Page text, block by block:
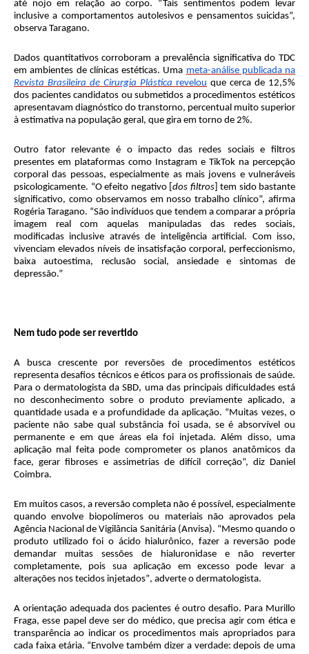
até nojo em relação ao corpo. “Tais sentimentos podem levar
inclusive a comportamentos autolesivos e pensamentos suicidas”,
observa Taragano.
Dados quantitativos corroboram a prevalência significativa do TDC
em ambientes de clínicas estéticas. Uma meta-análise publicada na
Revista Brasileira de Cirurgia Plástica revelou que cerca de 12,5%
dos pacientes candidatos ou submetidos a procedimentos estéticos
apresentavam diagnóstico do transtorno, percentual muito superior
à estimativa na população geral, que gira em torno de 2%.
Outro fator relevante é o impacto das redes sociais e filtros
presentes em plataformas como Instagram e TikTok na percepção
corporal das pessoas, especialmente as mais jovens e vulneráveis
psicologicamente. “O efeito negativo [ dos filtros] tem sido bastante
significativo, como observamos em nosso trabalho clínico”, afirma
Rogéria Taragano. “São indivíduos que tendem a comparar a própria
imagem real com aquelas manipuladas das redes sociais,
modificadas inclusive através de inteligência artificial. Com isso,
vivenciam elevados níveis de insatisfação corporal, perfeccionismo,
baixa autoestima, reclusão social, ansiedade e sintomas de
depressão.”
Nem tudo pode ser revertido
A busca crescente por reversões de procedimentos estéticos
representa desafios técnicos e éticos para os profissionais de saúde.
Para o dermatologista da SBD, uma das principais dificuldades está
no desconhecimento sobre o produto previamente aplicado, a
quantidade usada e a profundidade da aplicação. “Muitas vezes, o
paciente não sabe qual substância foi usada, se é absorvível ou
permanente e em que áreas ela foi injetada. Além disso, uma
aplicação mal feita pode comprometer os planos anatômicos da
face, gerar fibroses e assimetrias de difícil correção”, diz Daniel
Coimbra.
Em muitos casos, a reversão completa não é possível, especialmente
quando envolve biopolímeros ou materiais não aprovados pela
Agência Nacional de Vigilância Sanitária (Anvisa). “Mesmo quando o
produto utilizado foi o ácido hialurônico, fazer a reversão pode
demandar muitas sessões de hialuronidase e não reverter
completamente, pois sua aplicação em excesso pode levar a
alterações nos tecidos injetados”, adverte o dermatologista.
A orientação adequada dos pacientes é outro desafio. Para Murillo
Fraga, esse papel deve ser do médico, que precisa agir com ética e
transparência ao indicar os procedimentos mais apropriados para
cada faixa etária. “Envolve também dizer a verdade: depois de uma